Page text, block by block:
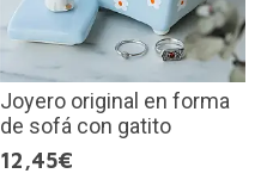
Joyero original en forma
de sofá con gatito
12,45€